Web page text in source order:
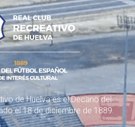
de Huelva es el Decano del
el 18 de diciembre de 1889.